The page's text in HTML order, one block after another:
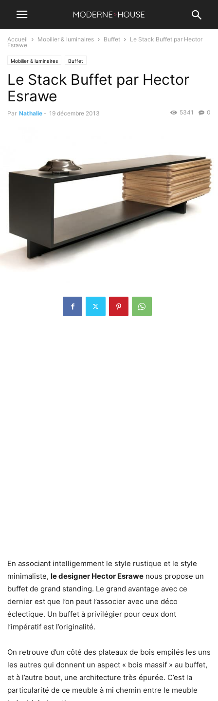
Accueil Mobilier & luminaires Buffet
Le Stack Buffet par Hector
Esrawe
Mobilier & luminaires Buffet
Le Stack Buffet par Hector
Esrawe
Par Nathalie - 19 décembre 2013 0
5341
En associant intelligemment le style rustique et le style
minimaliste, le designer Hector Esrawe nous propose un
buffet de grand standing. Le grand avantage avec ce
dernier est que l’on peut l’associer avec une déco
éclectique. Un buffet à privilégier pour ceux dont
l’impératif est l’originalité.
On retrouve d’un côté des plateaux de bois empilés les uns
les autres qui donnent un aspect « bois massif » au buffet,
et à l’autre bout, une architecture très épurée. C’est la
particularité de ce meuble à mi chemin entre le meuble